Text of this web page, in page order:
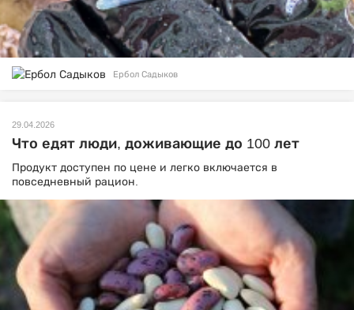
Ербол Садыков
29.04.2026
Что едят люди, доживающие до 100 лет
Продукт доступен по цене и легко включается в
повседневный рацион.